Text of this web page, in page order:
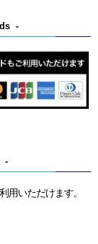
用いただけます。